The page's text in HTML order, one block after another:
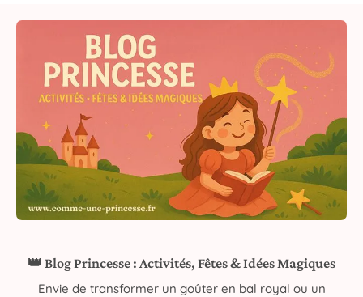
👑 Blog Princesse : Activités, Fêtes & Idées Magiques
Envie de transformer un goûter en bal royal ou un